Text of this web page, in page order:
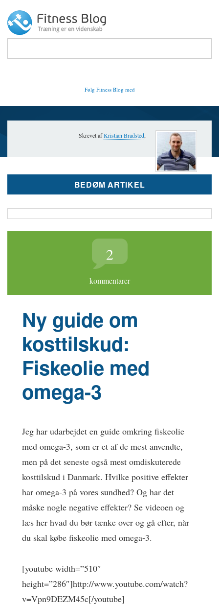
Følg Fitness Blog med
Skrevet afKristian Bradsted,
BEDØM ARTIKEL
2
kommentarer
Ny guide om
kosttilskud:
Fiskeolie med
omega-3
Jeg har udarbejdet en guide omkring fiskeolie
med omega-3, som er et af de mest anvendte,
men på det seneste også mest omdiskuterede
kosttilskud i Danmark. Hvilke positive effekter
har omega-3 på vores sundhed? Og har det
måske nogle negative effekter? Se videoen og
læs her hvad du bør tænke over og gå efter, når
du skal købe fiskeolie med omega-3.
[youtube width=”510″
height=”286″]http://www.youtube.com/watch?
v=Vpn9DEZM45c[/youtube]